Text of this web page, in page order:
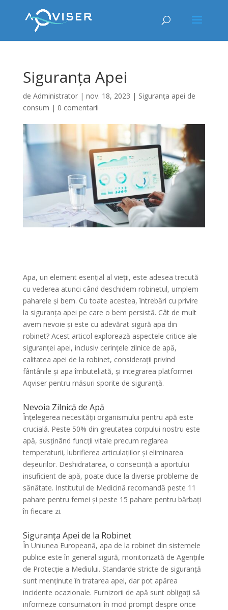
Siguranța Apei
de Administrator| nov. 18, 2023 | Siguranța apei de
consum | 0 comentarii
Apa, un element esențial al vieții, este adesea trecută
cu vederea atunci când deschidem robinetul, umplem
paharele și bem. Cu toate acestea, întrebări cu privire
la siguranța apei pe care o bem persistă. Cât de mult
avem nevoie și este cu adevărat sigură apa din
robinet? Acest articol explorează aspectele critice ale
siguranței apei, inclusiv cerințele zilnice de apă,
calitatea apei de la robinet, considerații privind
fântânile și apa îmbuteliată, și integrarea platformei
Aqviser pentru măsuri sporite de siguranță.
Nevoia Zilnică de Apă
Înțelegerea necesității organismului pentru apă este
crucială. Peste 50% din greutatea corpului nostru este
apă, susținând funcții vitale precum reglarea
temperaturii, lubrifierea articulațiilor și eliminarea
deșeurilor. Deshidratarea, o consecință a aportului
insuficient de apă, poate duce la diverse probleme de
sănătate. Institutul de Medicină recomandă peste 11
pahare pentru femei și peste 15 pahare pentru bărbați
în fiecare zi.
Siguranța Apei de la Robinet
În Uniunea Europeană, apa de la robinet din sistemele
publice este în general sigură, monitorizată de Agențiile
de Protecție a Mediului. Standarde stricte de siguranță
sunt menținute în tratarea apei, dar pot apărea
incidente ocazionale. Furnizorii de apă sunt obligați să
informeze consumatorii în mod prompt despre orice